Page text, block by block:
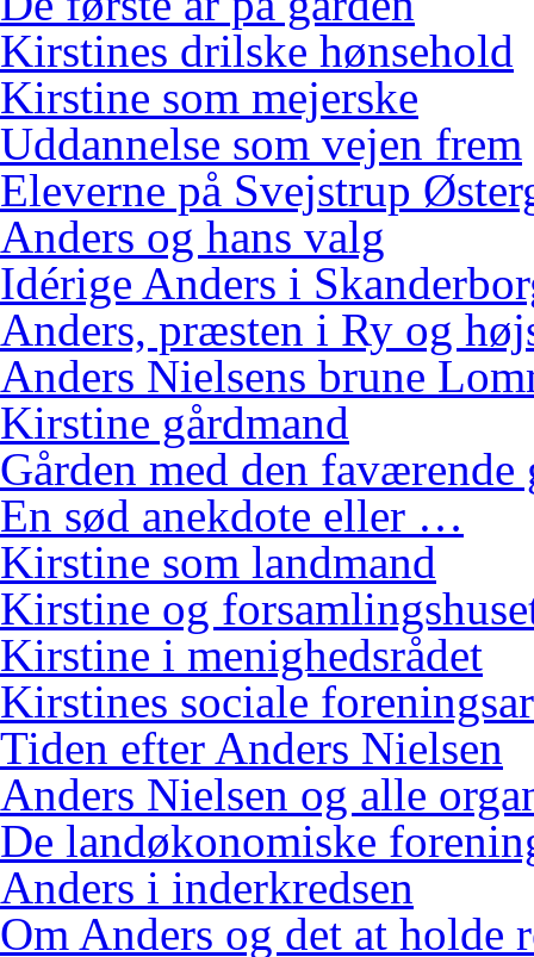
Kirstines drilske hønsehold
Kirstine som mejerske
Uddannelse som vejen frem
Eleverne på Svejstrup
Anders og hans valg
Idérige Anders i
Anders, præsten i Ry og
Anders Nielsens brune
Kirstine gårdmand
Gården med den faværende
En sød anekdote eller …
Kirstine som landmand
Kirstine og
Kirstine i menighedsrådet
Kirstines sociale
Tiden efter Anders Nielsen
Anders Nielsen og alle
De landøkonomiske
Anders i inderkredsen
Om Anders og det at holde